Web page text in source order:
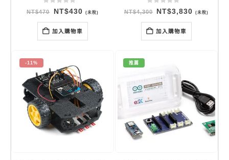
out of 5
NT$470
原
價
格：
NT$470。
NT$430目
價
格：
NT$430。
(未稅)
加入購物車
out of 5
NT$4,300
原
價
格：
NT$4,300。
NT$3,830 目
(未稅)
加入購物車
-11% 推薦